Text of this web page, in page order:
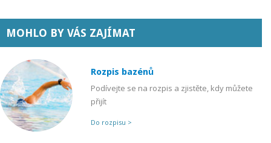
MOHLO BY VÁS ZAJÍMAT
Rozpis bazénů
Podívejte se na rozpis a zjistěte, kdy můžete
přijít
Do rozpisu >